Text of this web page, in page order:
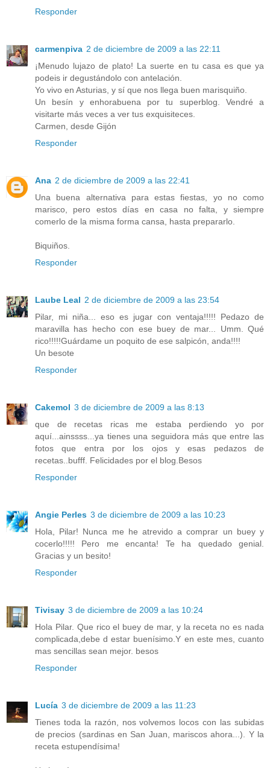
Responder
carmenpiva 2 de diciembre de 2009 a las 22:11
¡Menudo lujazo de plato! La suerte en tu casa es que ya
podeis ir degustándolo con antelación.
Yo vivo en Asturias, y sí que nos llega buen marisquiño.
Un besín y enhorabuena por tu superblog. Vendré a
visitarte más veces a ver tus exquisiteces.
Carmen, desde Gijón
Responder
Ana 2 de diciembre de 2009 a las 22:41
Una buena alternativa para estas fiestas, yo no como
marisco, pero estos días en casa no falta, y siempre
comerlo de la misma forma cansa, hasta prepararlo.
Biquiños.
Responder
Laube Leal 2 de diciembre de 2009 a las 23:54
Pilar, mi niña... eso es jugar con ventaja!!!!! Pedazo de
maravilla has hecho con ese buey de mar... Umm. Qué
rico!!!!!Guárdame un poquito de ese salpicón, anda!!!!
Un besote
Responder
Cakemol 3 de diciembre de 2009 a las 8:13
que de recetas ricas me estaba perdiendo yo por
aquí...ainssss...ya tienes una seguidora más que entre las
fotos que entra por los ojos y esas pedazos de
recetas..bufff. Felicidades por el blog.Besos
Responder
Angie Perles 3 de diciembre de 2009 a las 10:23
Hola, Pilar! Nunca me he atrevido a comprar un buey y
cocerlo!!!!! Pero me encanta! Te ha quedado genial.
Gracias y un besito!
Responder
Tivisay 3 de diciembre de 2009 a las 10:24
Hola Pilar. Que rico el buey de mar, y la receta no es nada
complicada,debe d estar buenísimo.Y en este mes, cuanto
mas sencillas sean mejor. besos
Responder
Lucía 3 de diciembre de 2009 a las 11:23
Tienes toda la razón, nos volvemos locos con las subidas
de precios (sardinas en San Juan, mariscos ahora...). Y la
receta estupendísima!